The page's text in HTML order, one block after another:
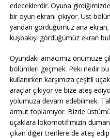
edeceklerdir. Oyuna girdiğimizde
bir oyun ekranı çıkıyor. Üst
yandan gördüğümüz ana
kuşbakışı gördüğümüz ekran
Oyundaki amacımız önümüze
bölümleri geçmek. Peki nedir
kullanırken karşımıza çeşitli
araçlar çıkıyor ve bize ateş
yolumuza devam edebilmek.
armut toplamıyor. Bizde
uçaklara lokomotifimizin
çıkan diğer trenlere de ateş